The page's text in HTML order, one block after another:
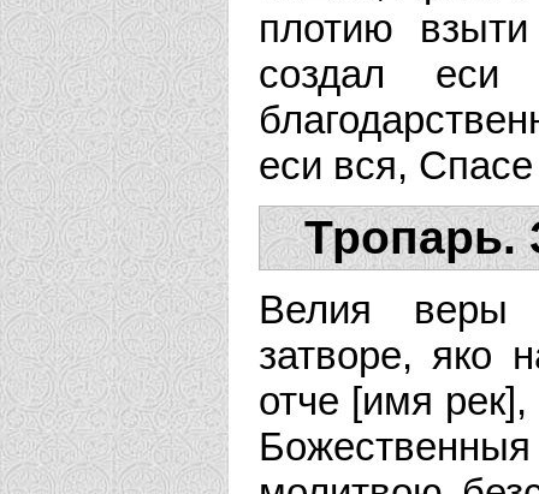
плотию
создал
еси вся,
Тропарь.
Велия веры
затворе, яко
отче [имя